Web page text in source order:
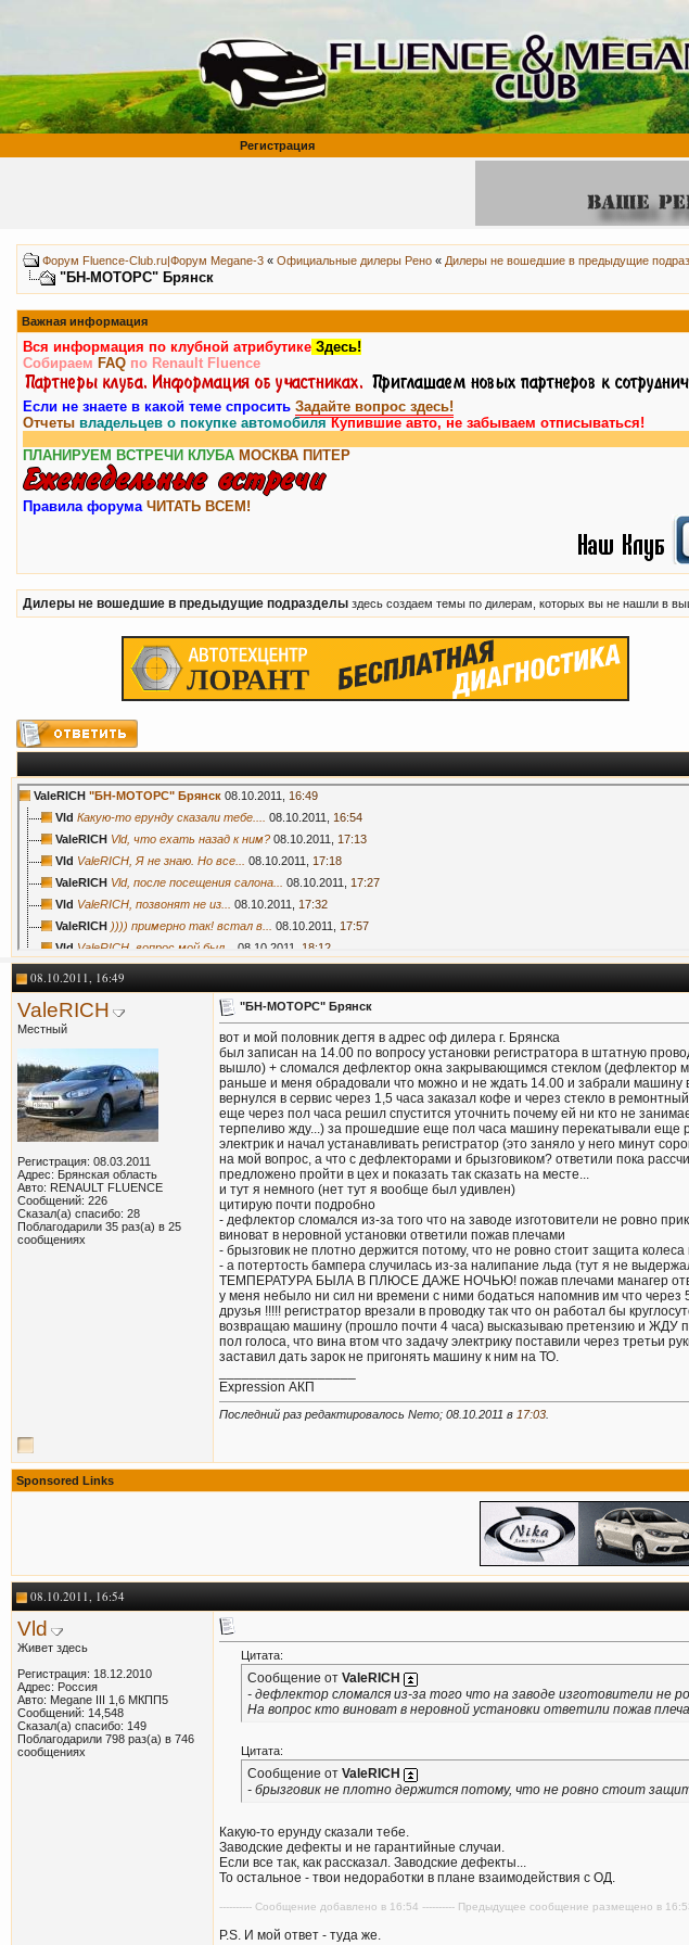
Регистрация
Форум Fluence-Club.ru|Форум Megane-3 « Официальные дилеры Рено « Дилеры не вошедшие в предыдущие
"БН-МОТОРС" Брянск
Важная информация
Вся информация по клубной атрибутике Здесь!
Собираем FAQ по Renault Fluence
Если не знаете в какой теме спросить Задайте вопрос здесь!
Отчеты владельцев о покупке автомобиляКупившие авто, не забываем отписываться!
ПЛАНИРУЕМ ВСТРЕЧИ КЛУБА МОСКВА ПИТЕР
Правила форума ЧИТАТЬ ВСЕМ!
Дилеры не вошедшие в предыдущие подразделы здесь создаем темы по дилерам, которых вы не нашли в
ValeRICH "БН-МОТОРС" Брянск 08.10.2011, 16:49
Vld Какую-то ерунду сказали тебе.... 08.10.2011, 16:54
ValeRICH Vld, что ехать назад к ним? 08.10.2011, 17:13
Vld ValeRICH, Я не знаю. Но все... 08.10.2011, 17:18
ValeRICH Vld, после посещения салона... 08.10.2011, 17:27
Vld ValeRICH, позвонят не из... 08.10.2011, 17:32
ValeRICH )))) примерно так! встал в... 08.10.2011, 17:57
Vld ValeRICH, вопрос мой был... 08.10.2011, 18:12
Vld Chaika, одно другому не...08.10.2011,20:15
Димка ValeRICH с какого вы города?08.10.2011,20:46
ValeRICH
Димка, Новозыбков )))08.10.2011,21:30
ValeRICH если кому будит интересно... 17.10.2011, 13:56
Vld Я же выше говорил. Требуй от...17.10.2011,19:47
ValeRICH после предложения получить...17.10.2011,21:22
Vld ValeRICH, правильно они...17.10.2011,22:22
ValeRICH услуга эта или компенсация...17.10.2011, 22:26
Vld ValeRICH, ты же не изложил...17.10.2011, 22:35
ValeRICH когда я сегодня получал...17.10.2011,22:55
Vld ValeRICH, прав ты несколько....17.10.2011,23:06
Покупали наш флюенс в Брянске...09.07.2013,15:12
dlord32, а сколько взяли...09.07.2013,15:42
После работы загляну в...09.07.2013,16:45
dlord32, в субботу в Гомеле...09.07.2013,17:00
ValeRICH, посмотрел по чеку...10.07.2013, 08:23
dlord32, 8-10375232731417...10.07.2013,11:17
ValeRICH, вот спасибо...10.07.2013,11:19
да они идут по курсу...10.07.2013,11:22
10.07.2013,
ppoleg Салон Рено в г.Клинцы23.11.2013,19:33
Nemo Совет правильный. А вот...23.11.2013,21:03
08.10.2011, 16:49
ValeRICH
Местный
Регистрация: 08.03.2011
Адрес: Брянская область
Авто: RENAULT FLUENCE
Сообщений: 226
Сказал(а) спасибо: 28
Поблагодарили 35 раз(а) в 25
сообщениях
"БН-МОТОРС" Брянск
вот и мой половник дегтя в адрес оф дилера г. Брянска
был записан на 14.00 по вопросу установки регистратора в штатную
вышло) + сломался дефлектор окна закрывающимся стеклом (дефлектор
раньше и меня обрадовали что можно и не ждать 14.00 и забрали машину
вернулся в сервис через 1,5 часа заказал кофе и через стекло в
еще через пол часа решил спустится уточнить почему ей ни кто не
терпеливо жду...) за прошедшие еще пол часа машину перекатывали еще
электрик и начал устанавливать регистратор (это заняло у него минут
на мой вопрос, а что с дефлекторами и брызговиком? ответили пока
предложено пройти в цех и показать так сказать на месте...
и тут я немного (нет тут я вообще был удивлен)
цитирую почти подробно
- дефлектор сломался из-за того что на заводе изготовители не ровно
виноват в неровной установки ответили пожав плечами
- брызговик не плотно держится потому, что не ровно стоит защита
- а потертость бампера случилась из-за налипание льда (тут я
ТЕМПЕРАТУРА БЫЛА В ПЛЮСЕ ДАЖЕ НОЧЬЮ! пожав плечами манагер
у меня небыло ни сил ни времени с ними бодаться напомнив им что
друзья !!!!! регистратор врезали в проводку так что он работал бы
возвращаю машину (прошло почти 4 часа) высказываю претензию и
пол голоса, что вина втом что задачу электрику поставили через
заставил дать зарок не пригонять машину к ним на ТО.
Expression АКП
Последний раз редактировалось Nemo; 08.10.2011 в 17:03
Sponsored Links
08.10.2011, 16:54
Vld
Живет здесь
Регистрация: 18.12.2010
Адрес: Россия
Авто: Megane III 1,6 МКПП5
Сообщений: 14,548
Сказал(а) спасибо: 149
Поблагодарили 798 раз(а) в 746
сообщениях
Цитата:
Сообщение от ValeRICH
- дефлектор сломался из-за того что на заводе изготовители
На вопрос кто виноват в неровной установки ответили пожав
Цитата:
Сообщение от ValeRICH
- брызговик не плотно держится потому, что не ровно стоит
Какую-то ерунду сказали тебе.
Заводские дефекты и не гарантийные случаи.
Если все так, как рассказал. Заводские дефекты...
То остальное - твои недоработки в плане взаимодействия с ОД.
---------- Сообщение добавлено в 16:54 ---------- Предыдущее сообщение размещено в
P.S. И мой ответ - туда же.